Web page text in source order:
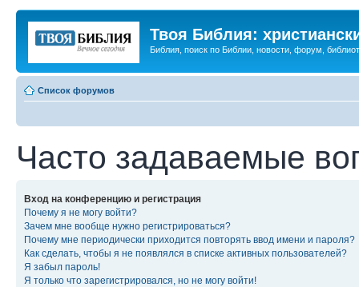
Твоя Библия:
Библия, поиск по Библии, новости, форум,
Список форумов
Часто задаваемые
Вход на конференцию и регистрация
Почему я не могу войти?
Зачем мне вообще нужно регистрироваться?
Почему мне периодически приходится повторять ввод имени и пароля?
Как сделать, чтобы я не появлялся в списке активных пользователей?
Я забыл пароль!
Я только что зарегистрировался, но не могу войти!